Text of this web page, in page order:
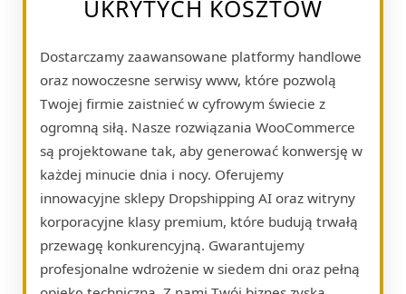
UKRYTYCH KOSZTÓW
Dostarczamy zaawansowane platformy handlowe
oraz nowoczesne serwisy www, które pozwolą
Twojej firmie zaistnieć w cyfrowym świecie z
ogromną siłą. Nasze rozwiązania WooCommerce
są projektowane tak, aby generować konwersję w
każdej minucie dnia i nocy. Oferujemy
innowacyjne sklepy Dropshipping AI oraz witryny
korporacyjne klasy premium, które budują trwałą
przewagę konkurencyjną. Gwarantujemy
profesjonalne wdrożenie w siedem dni oraz pełną